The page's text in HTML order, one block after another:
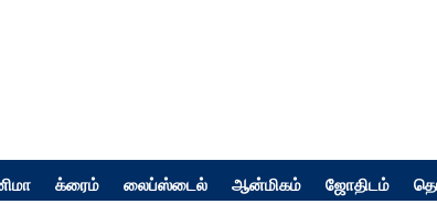
க்ரைம் லைப்ஸ்டைல் ஆன்மிகம் ஜோதிடம்